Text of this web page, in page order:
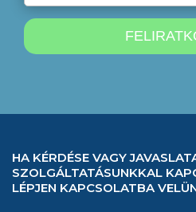
HA KÉRDÉSE VAGY
SZOLGÁLTATÁSUNKKAL
LÉPJEN KAPCSOLATBA